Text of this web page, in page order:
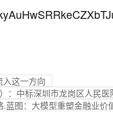
这一方向
：中标深圳市龙岗区人民
.蓝图：大模型重塑金融业价